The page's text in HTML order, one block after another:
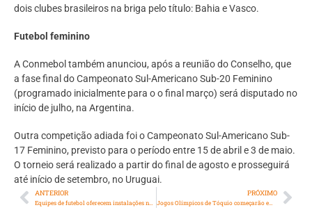
dois clubes brasileiros na briga pelo título: Bahia e Vasco.
Futebol feminino
A Conmebol também anunciou, após a reunião do Conselho, que
a fase final do Campeonato Sul-Americano Sub-20 Feminino
(programado inicialmente para o o final março) será disputado no
início de julho, na Argentina.
Outra competição adiada foi o Campeonato Sul-Americano Sub-
17 Feminino, previsto para o período entre 15 de abril e 3 de maio.
O torneio será realizado a partir do final de agosto e prosseguirá
até início de setembro, no Uruguai.
ANTERIOR
Equipes de futebol oferecem instalações no combate ao coronavírus
PRÓXIMO
Jogos Olímpicos de Tóquio começarão em 23 de julho de 2021